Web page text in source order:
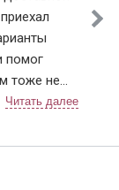
помог
тоже не